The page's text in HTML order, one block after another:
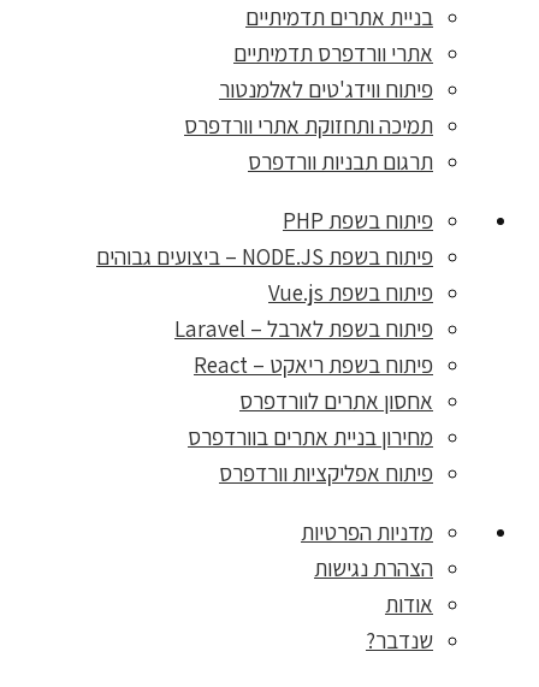
בניית אתרים תדמיתיים
אתרי וורדפרס תדמיתיים
פיתוח ווידג'טים לאלמנטור
תמיכה ותחזוקת אתרי וורדפרס
תרגום תבניות וורדפרס
פיתוח בשפת PHP
פיתוח בשפת NODE.JS – ביצועים גבוהים
פיתוח בשפת Vue.js
פיתוח בשפת לארבל – Laravel
פיתוח בשפת ריאקט – React
אחסון אתרים לוורדפרס
מחירון בניית אתרים בוורדפרס
פיתוח אפליקציות וורדפרס
מדניות הפרטיות
הצהרת נגישות
אודות
שנדבר?